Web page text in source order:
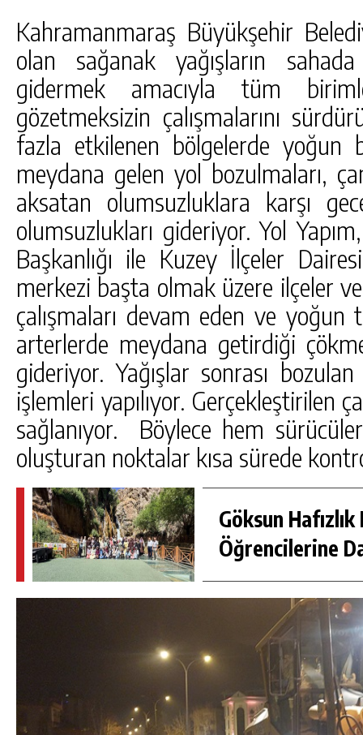
Kahramanmaraş Büyükşehir
olan sağanak yağışların
gidermek amacıyla tüm
gözetmeksizin çalışmalarını
fazla etkilenen bölgelerde yoğun
meydana gelen yol bozulmaları,
aksatan olumsuzluklara karşı
olumsuzlukları gideriyor. Yol
Başkanlığı ile Kuzey İlçeler
merkezi başta olmak üzere ilçeler
çalışmaları devam eden ve
arterlerde meydana getirdiği
gideriyor. Yağışlar sonrası
işlemleri yapılıyor. Gerçekleştirilen
sağlanıyor. Böylece hem
oluşturan noktalar kısa sürede
Göksun Hafızlık
Öğrencilerine
GÜNLÜK HABER AKIŞI
GÖKSUN HAFIZLIK KIZ KUR’AN KURSU
ÖĞRENCILERINE DARENDE GEZISI.